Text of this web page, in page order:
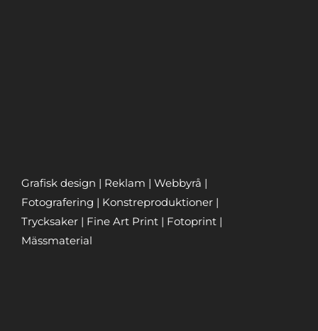
Grafisk design | Reklam | Webbyrå |
Fotografering | Konstreproduktioner |
Trycksaker | Fine Art Print | Fotoprint |
Mässmaterial